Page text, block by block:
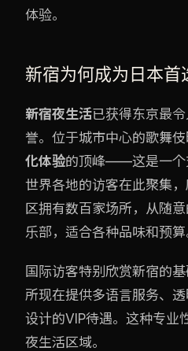
体验。
新宿为何成为日本
新宿夜生活已获得东京最
誉。位于城市中心的歌舞
化体验的顶峰——这是一个
世界各地的访客在此聚集
区拥有数百家场所，从随
乐部，适合各种品味和预算
国际访客特别欣赏新宿的
所现在提供多语言服务、
设计的VIP待遇。这种专业
夜生活区域。